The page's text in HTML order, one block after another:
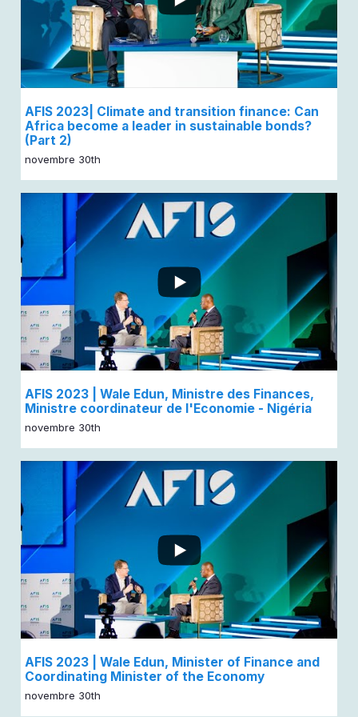
AFIS 2023| Climate and transition finance: Can
Africa become a leader in sustainable bonds?
(Part 2)
novembre 30th
AFIS 2023 | Wale Edun, Ministre des Finances,
Ministre coordinateur de l'Economie - Nigéria
novembre 30th
...
AFIS 2023 | Wale Edun, Minister of Finance and
Coordinating Minister of the Economy
novembre 30th